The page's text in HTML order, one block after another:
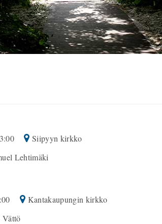
Siipyyn kirkko
Lehtimäki
Kantakaupungin kirkko